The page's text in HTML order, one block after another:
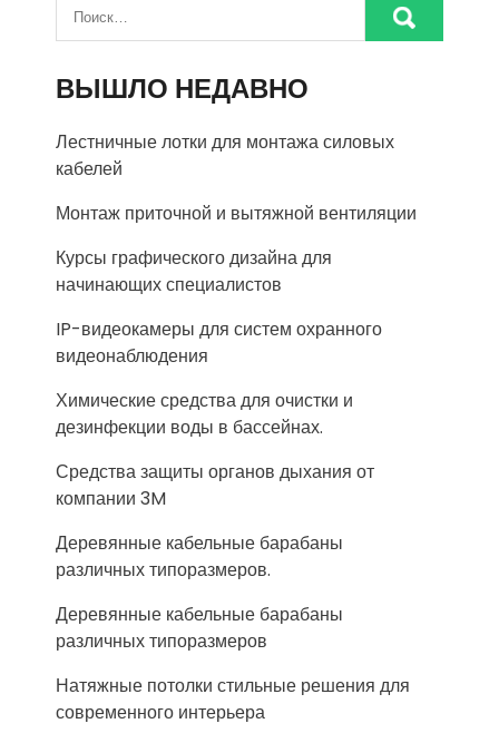
ВЫШЛО НЕДАВНО
Лестничные лотки для монтажа силовых
кабелей
Монтаж приточной и вытяжной вентиляции
Курсы графического дизайна для
начинающих специалистов
IP-видеокамеры для систем охранного
видеонаблюдения
Химические средства для очистки и
дезинфекции воды в бассейнах.
Средства защиты органов дыхания от
компании 3M
Деревянные кабельные барабаны
различных типоразмеров.
Деревянные кабельные барабаны
различных типоразмеров
Натяжные потолки стильные решения для
современного интерьера